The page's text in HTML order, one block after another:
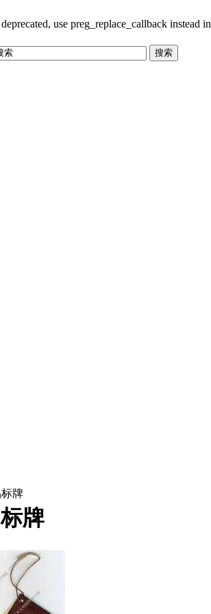
use preg_replace_callback instead in
牌
牌